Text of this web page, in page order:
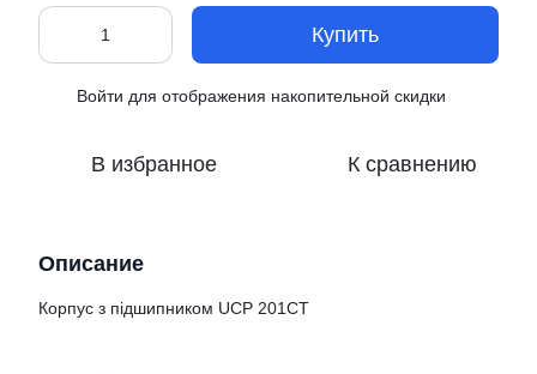
Купить
Войти для отображения накопительной скидки
В избранное К сравнению
Описание
Корпус з підшипником UCP 201CT